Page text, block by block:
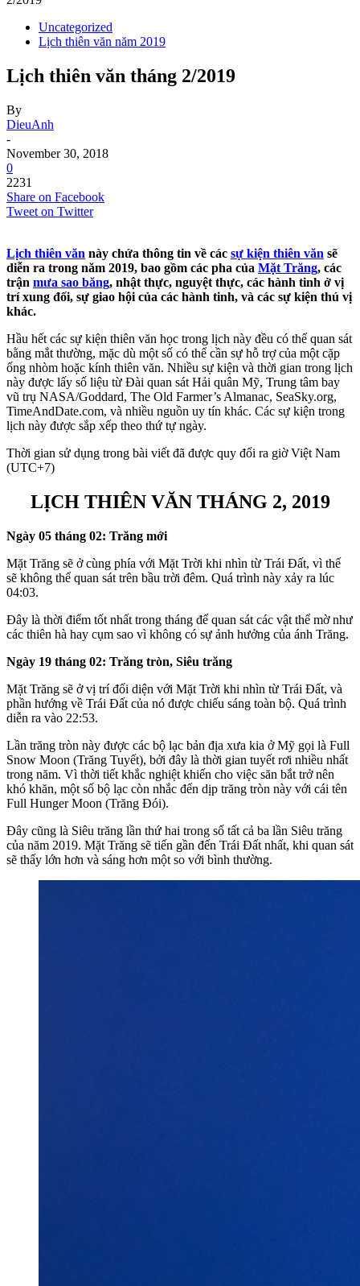
Uncategorized
Lịch thiên văn năm 2019
Lịch thiên văn tháng 2/2019
By
DieuAnh
-
November 30, 2018
0
2231
Share on Facebook
Tweet on Twitter
Lịch thiên văn này chứa thông tin về các sự kiện thiên văn sẽ
diễn ra trong năm 2019, bao gồm các pha của Mặt Trăng, các
trận mưa sao băng, nhật thực, nguyệt thực, các hành tinh ở vị
trí xung đối, sự giao hội của các hành tinh, và các sự kiện thú vị
khác.
Hầu hết các sự kiện thiên văn học trong lịch này đều có thể quan sát
bằng mắt thường, mặc dù một số có thể cần sự hỗ trợ của một cặp
ống nhòm hoặc kính thiên văn. Nhiều sự kiện và thời gian trong lịch
này được lấy số liệu từ Đài quan sát Hải quân Mỹ, Trung tâm bay
vũ trụ NASA/Goddard, The Old Farmer’s Almanac, SeaSky.org,
TimeAndDate.com, và nhiều nguồn uy tín khác. Các sự kiện trong
lịch này được sắp xếp theo thứ tự ngày.
Thời gian sử dụng trong bài viết đã được quy đổi ra giờ Việt Nam
(UTC+7)
LỊCH THIÊN VĂN THÁNG 2, 2019
Ngày 05 tháng 02: Trăng mới
Mặt Trăng sẽ ở cùng phía với Mặt Trời khi nhìn từ Trái Đất, vì thế
sẽ không thể quan sát trên bầu trời đêm. Quá trình này xảy ra lúc
04:03.
Đây là thời điểm tốt nhất trong tháng để quan sát các vật thể mờ như
các thiên hà hay cụm sao vì không có sự ảnh hưởng của ánh Trăng.
Ngày 19 tháng 02: Trăng tròn, Siêu trăng
Mặt Trăng sẽ ở vị trí đối diện với Mặt Trời khi nhìn từ Trái Đất, và
phần hướng về Trái Đất của nó được chiếu sáng toàn bộ. Quá trình
diễn ra vào 22:53.
Lần trăng tròn này được các bộ lạc bản địa xưa kia ở Mỹ gọi là Full
Snow Moon (Trăng Tuyết), bởi đây là thời gian tuyết rơi nhiều nhất
trong năm. Vì thời tiết khắc nghiệt khiến cho việc săn bắt trở nên
khó khăn, một số bộ lạc còn nhắc đến dịp trăng tròn này với cái tên
Full Hunger Moon (Trăng Đói).
Đây cũng là Siêu trăng lần thứ hai trong số tất cả ba lần Siêu trăng
của năm 2019. Mặt Trăng sẽ tiến gần đến Trái Đất nhất, khi quan sát
sẽ thấy lớn hơn và sáng hơn một so với bình thường.